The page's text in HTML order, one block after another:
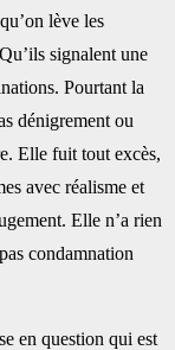
lève les
signalent une
Pourtant la
dénigrement ou
Elle fuit tout excès,
avec réalisme et
Elle n’a rien
condamnation
en question qui est